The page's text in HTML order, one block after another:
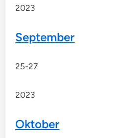
2023
September
25-27
2023
Oktober